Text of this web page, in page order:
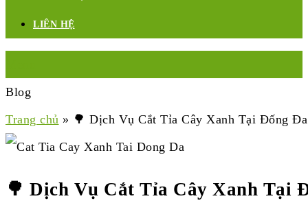
LIÊN HỆ
Blog
Trang chủ » 🌳 Dịch Vụ Cắt Tỉa Cây Xanh Tại Đống
🌳 Dịch Vụ Cắt Tỉa Cây Xanh Tại